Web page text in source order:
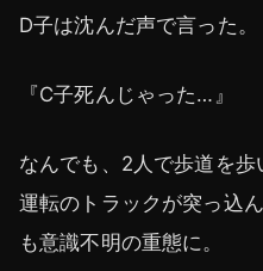
D子は沈んだ声で言った。
『C子死んじゃった…』
なんでも、2人で歩道を
運転のトラックが突っ込
も意識不明の重態に。